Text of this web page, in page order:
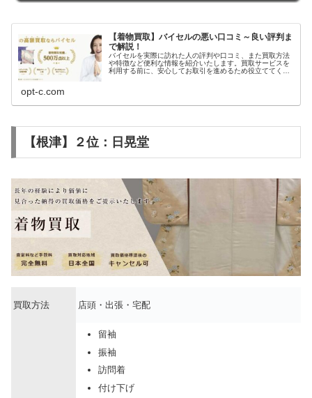
【着物買取】バイセルの悪い口コミ～良い評判ま
で解説！
バイセルを実際に訪れた人の評判や口コミ、また買取方法
や特徴など便利な情報を紹介いたします。買取サービスを
利用する前に、安心してお取引を進めるため役立ててくだ
opt-c.com
【根津】２位：日晃堂
買取方法 店頭・出張・宅配
留袖
振袖
訪問着
付け下げ